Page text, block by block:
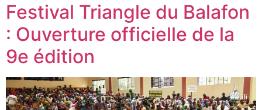
Festival Triangle du Balafon
: Ouverture officielle de la
9e édition